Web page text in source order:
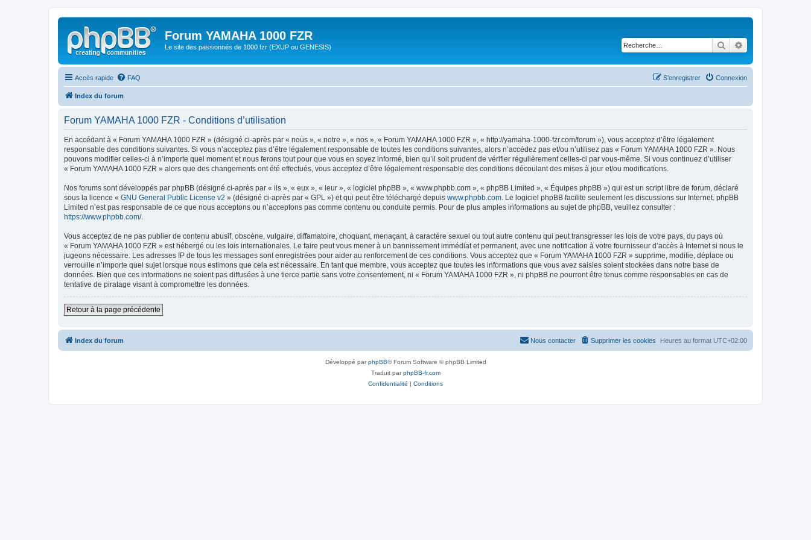
Forum YAMAHA 1000 FZR
Le site des passionnés de 1000 fzr (EXUP ou GENESIS) Rechercher
Accès rapide FAQ Connexion
S’enregistrer
Index du forum
Forum YAMAHA 1000 FZR - Conditions d’utilisation
En accédant à « Forum YAMAHA 1000 FZR » (désigné ci-après par « nous », « notre », « nos », « Forum YAMAHA 1000 FZR », « http://yamaha-1000-fzr.com/forum »), vous acceptez d’être légalement
responsable des conditions suivantes. Si vous n’acceptez pas d’être légalement responsable de toutes les conditions suivantes, alors n’accédez pas et/ou n’utilisez pas « Forum YAMAHA 1000 FZR ». Nous
pouvons modifier celles-ci à n’importe quel moment et nous ferons tout pour que vous en soyez informé, bien qu’il soit prudent de vérifier régulièrement celles-ci par vous-même. Si vous continuez d’utiliser
« Forum YAMAHA 1000 FZR » alors que des changements ont été effectués, vous acceptez d’être légalement responsable des conditions découlant des mises à jour et/ou modifications.
Nos forums sont développés par phpBB (désigné ci-après par « ils », « eux », « leur », « logiciel phpBB », « www.phpbb.com », « phpBB Limited », « Équipes phpBB ») qui est un script libre de forum, déclaré
sous la licence « GNU General Public License v2 » (désigné ci-après par « GPL ») et qui peut être téléchargé depuis www.phpbb.com . Le logiciel phpBB facilite seulement les discussions sur Internet. phpBB
Limited n’est pas responsable de ce que nous acceptons ou n’acceptons pas comme contenu ou conduite permis. Pour de plus amples informations au sujet de phpBB, veuillez consulter :
https://www.phpbb.com/.
Vous acceptez de ne pas publier de contenu abusif, obscène, vulgaire, diffamatoire, choquant, menaçant, à caractère sexuel ou tout autre contenu qui peut transgresser les lois de votre pays, du pays où
« Forum YAMAHA 1000 FZR » est hébergé ou les lois internationales. Le faire peut vous mener à un bannissement immédiat et permanent, avec une notification à votre fournisseur d’accès à Internet si nous le
jugeons nécessaire. Les adresses IP de tous les messages sont enregistrées pour aider au renforcement de ces conditions. Vous acceptez que « Forum YAMAHA 1000 FZR » supprime, modifie, déplace ou
verrouille n’importe quel sujet lorsque nous estimons que cela est nécessaire. En tant que membre, vous acceptez que toutes les informations que vous avez saisies soient stockées dans notre base de
données. Bien que ces informations ne soient pas diffusées à une tierce partie sans votre consentement, ni « Forum YAMAHA 1000 FZR », ni phpBB ne pourront être tenus comme responsables en cas de
tentative de piratage visant à compromettre les données.
Retour à la page précédente
Index du forum Heures au format UTC+02:00
Supprimer les cookies
Nous contacter
Développé parphpBB® Forum Software © phpBB Limited
Traduit parphpBB-fr.com
Confidentialité | Conditions